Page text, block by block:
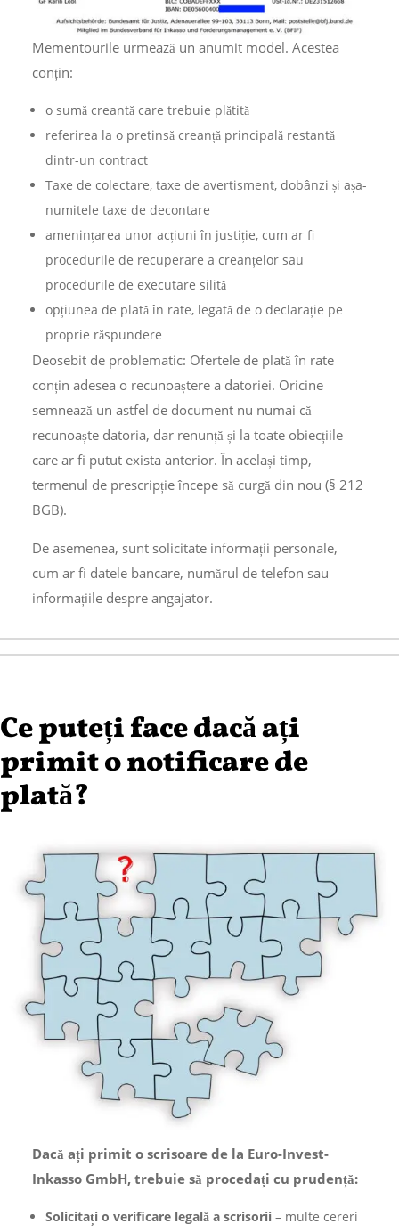
Mementourile urmează un anumit model. Acestea
conțin:
o sumă creantă care trebuie plătită
referirea la o pretinsă creanță principală restantă
dintr-un contract
Taxe de colectare, taxe de avertisment, dobânzi și așa-
numitele taxe de decontare
amenințarea unor acțiuni în justiție, cum ar fi
procedurile de recuperare a creanțelor sau
procedurile de executare silită
opțiunea de plată în rate, legată de o declarație pe
proprie răspundere
Deosebit de problematic: Ofertele de plată în rate
conțin adesea o recunoaștere a datoriei. Oricine
semnează un astfel de document nu numai că
recunoaște datoria, dar renunță și la toate obiecțiile
care ar fi putut exista anterior. În același timp,
termenul de prescripție începe să curgă din nou (§ 212
BGB).
De asemenea, sunt solicitate informații personale,
cum ar fi datele bancare, numărul de telefon sau
informațiile despre angajator.
Ce puteți face dacă ați
primit o notificare de
plată?
Dacă ați primit o scrisoare de la Euro-Invest-
Inkasso GmbH, trebuie să procedați cu prudență:
Solicitați o verificare legală a scrisorii– multe cereri